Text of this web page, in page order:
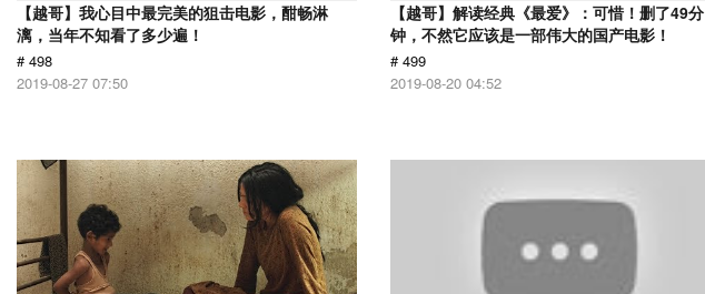
【越哥】我心目中最完美的狙击电影，酣畅淋
漓，当年不知看了多少遍！
# 498
2019-08-27 07:50
【越哥】解读经典《最爱》：可惜！删了49分
钟，不然它应该是一部伟大的国产电影！
# 499
2019-08-20 04:52